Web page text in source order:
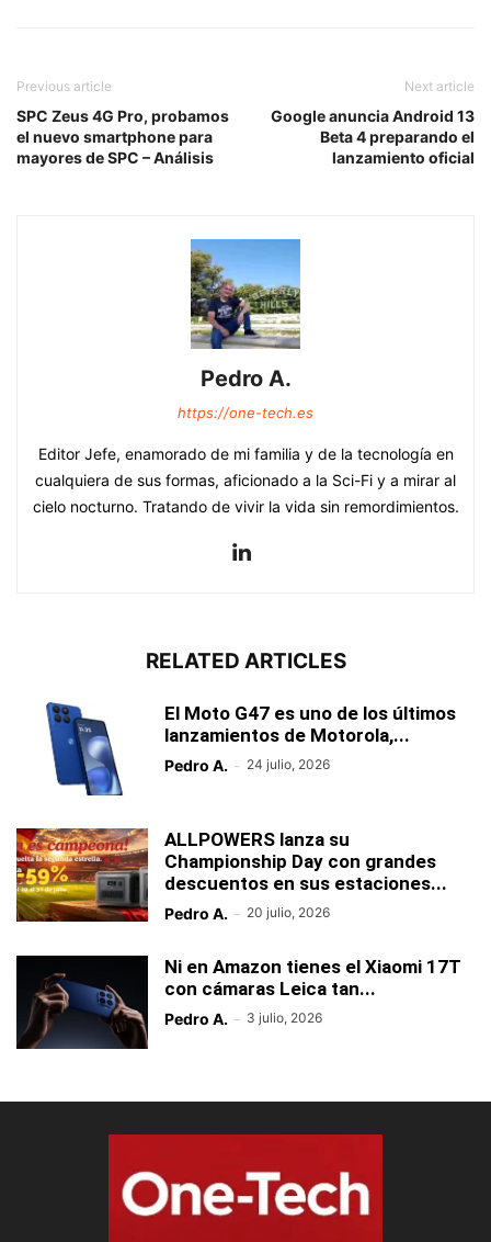
Previous article
SPC Zeus 4G Pro, probamos
el nuevo smartphone para
mayores de SPC – Análisis
Next article
Google anuncia Android 13
Beta 4 preparando el
lanzamiento oficial
Pedro A.
https://one-tech.es
Editor Jefe, enamorado de mi familia y de la tecnología en
cualquiera de sus formas, aficionado a la Sci-Fi y a mirar al
cielo nocturno. Tratando de vivir la vida sin remordimientos.
RELATED ARTICLES
El Moto G47 es uno de los últimos
lanzamientos de Motorola,...
Pedro A. - 24 julio, 2026
ALLPOWERS lanza su
Championship Day con grandes
descuentos en sus estaciones...
Pedro A. - 20 julio, 2026
Ni en Amazon tienes el Xiaomi 17T
con cámaras Leica tan...
Pedro A. - 3 julio, 2026